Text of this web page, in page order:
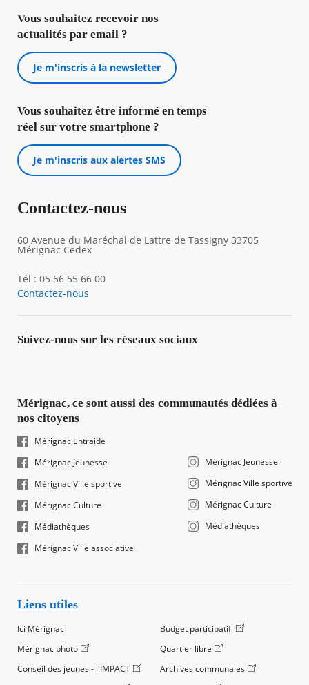
Vous souhaitez recevoir nos
actualités par email ?
Je m'inscris à la newsletter
Vous souhaitez être informé en temps
réel sur votre smartphone ?
Je m'inscris aux alertes SMS
Contactez-nous
60 Avenue du Maréchal de Lattre de Tassigny 33705
Mérignac Cedex
Tél : 05 56 55 66 00
Contactez-nous
Suivez-nous sur les réseaux sociaux
Mérignac, ce sont aussi des communautés dédiées à
nos citoyens
Mérignac Entraide
Mérignac Jeunesse
Mérignac Ville sportive
Mérignac Culture
Médiathèques
Mérignac Ville associative
Mérignac Jeunesse
Mérignac Ville sportive
Mérignac Culture
Médiathèques
Liens utiles
Ici Mérignac
Budget participatif
Mérignac photo
Quartier libre
Conseil des jeunes - l'IMPACT
Archives communales